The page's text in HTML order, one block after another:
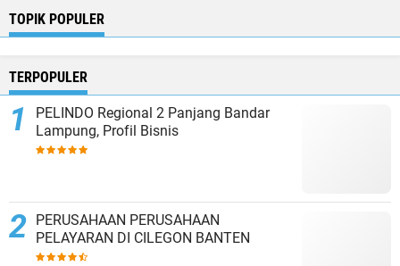
TOPIK POPULER
TERPOPULER
PELINDO Regional 2 Panjang Bandar
Lampung, Profil Bisnis
PERUSAHAAN PERUSAHAAN
PELAYARAN DI CILEGON BANTEN